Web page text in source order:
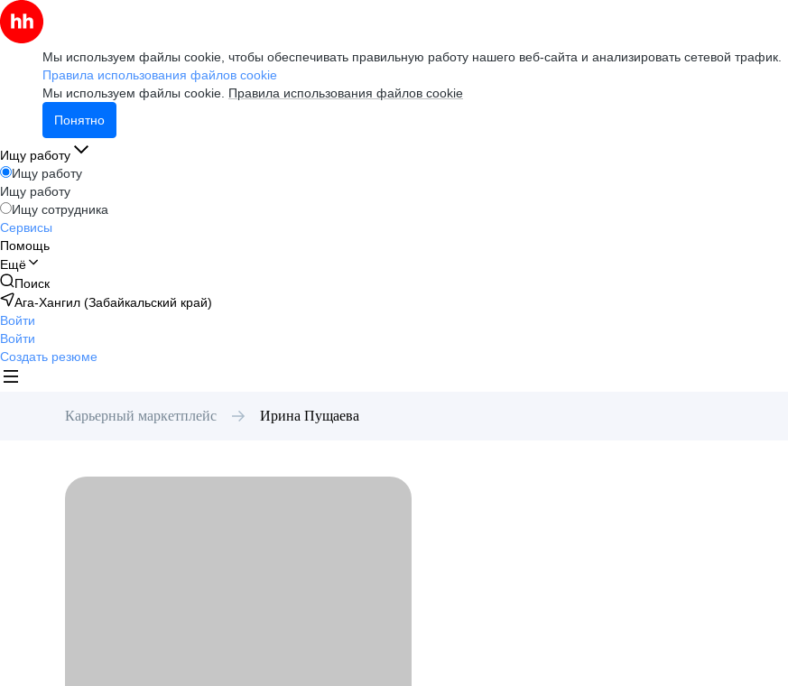
Мы используем файлы cookie, чтобы обеспечивать правильную работу нашего веб-сайта и анализировать сетевой трафик.
Правила использования файлов cookie
Мы используем файлы cookie. Правила использования файлов cookie
Понятно
Ищу работу
Ищу работу
Ищу работу
Ищу сотрудника
Сервисы
Помощь
Ещё
Поиск
Ага-Хангил (Забайкальский край)
Войти
Войти
Создать резюме
Карьерный маркетплейс Ирина Пущаева